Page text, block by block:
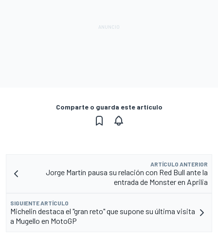
Comparte o guarda este artículo
ARTÍCULO ANTERIOR
Jorge Martín pausa su relación con Red Bull ante la
entrada de Monster en Aprilia
SIGUIENTE ARTÍCULO
Michelin destaca el "gran reto" que supone su última visita
a Mugello en MotoGP